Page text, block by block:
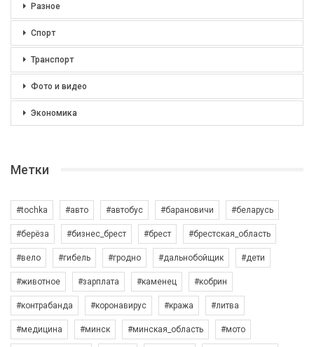
Разное
Спорт
Транспорт
Фото и видео
Экономика
Метки
#tochka #авто #автобус #барановичи #беларусь
#берёза #бизнес_брест #брест #брестская_область
#вело #гибель #гродно #дальнобойщик #дети
#животное #зарплата #каменец #кобрин
#контрабанда #коронавирус #кража #литва
#медицина #минск #минская_область #мото